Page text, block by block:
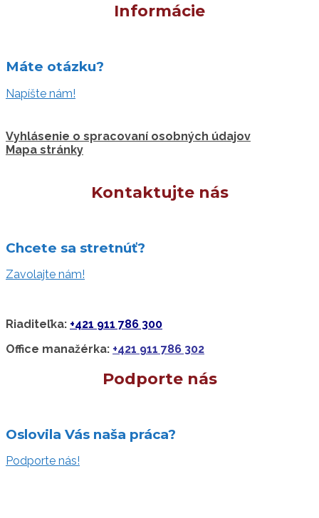
Informácie
Máte otázku?
Napíšte nám!
Vyhlásenie o spracovaní osobných údajov
Mapa stránky
Kontaktujte nás
Chcete sa stretnúť?
Zavolajte nám!
Riaditeľka: +421 911 786 300
Office manažérka: +421 911 786 302
Podporte nás
Oslovila Vás naša práca?
Podporte nás!